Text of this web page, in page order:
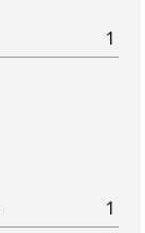
1
1